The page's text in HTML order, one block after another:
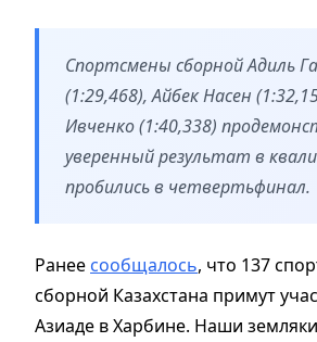
Спортсмены сборной Адиль
(1:29,468), Айбек Насен
Ивченко (1:40,338)
уверенный результат в
пробились в четвертьфинал.
Ранее сообщалось, что 137
сборной Казахстана примут
Азиаде в Харбине. Наши